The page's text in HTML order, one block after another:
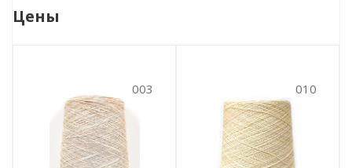
Цены
003 010